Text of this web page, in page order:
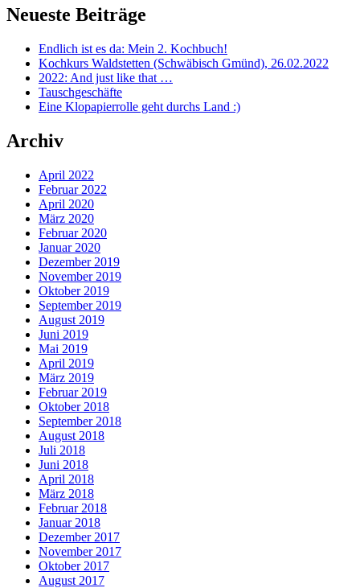
Neueste Beiträge
Endlich ist es da: Mein 2. Kochbuch!
Kochkurs Waldstetten (Schwäbisch Gmünd), 26.02.2022
2022: And just like that …
Tauschgeschäfte
Eine Klopapierrolle geht durchs Land :)
Archiv
April 2022
Februar 2022
April 2020
März 2020
Februar 2020
Januar 2020
Dezember 2019
November 2019
Oktober 2019
September 2019
August 2019
Juni 2019
Mai 2019
April 2019
März 2019
Februar 2019
Oktober 2018
September 2018
August 2018
Juli 2018
Juni 2018
April 2018
März 2018
Februar 2018
Januar 2018
Dezember 2017
November 2017
Oktober 2017
August 2017